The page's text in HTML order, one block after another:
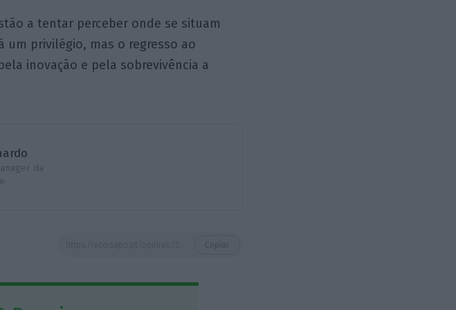
a tentar perceber onde se situam
um privilégio, mas o regresso ao
inovação e pela sobrevivência a
da